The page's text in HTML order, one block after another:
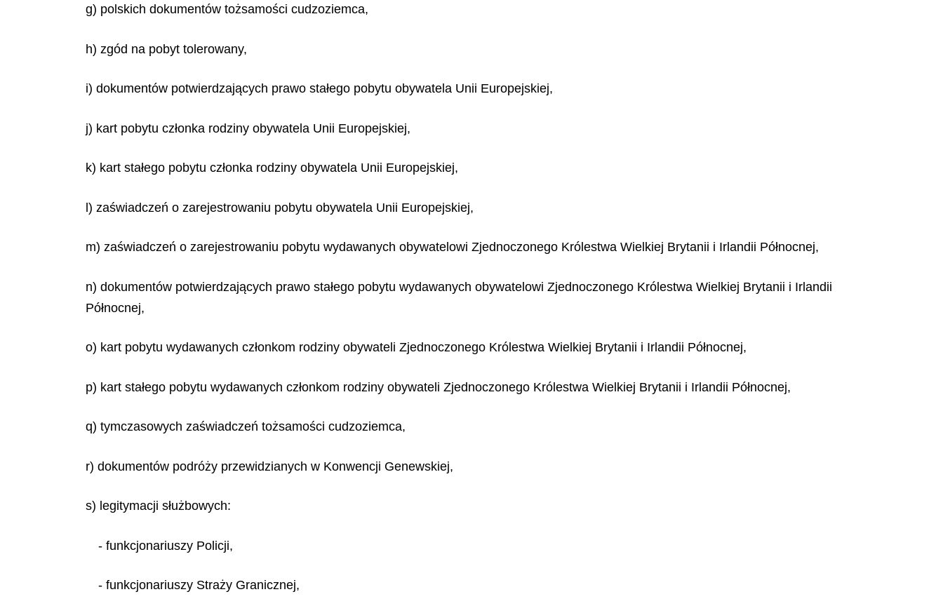
g) polskich dokumentów tożsamości cudzoziemca,
h) zgód na pobyt tolerowany,
i) dokumentów potwierdzających prawo stałego pobytu obywatela Unii Europejskiej,
j) kart pobytu członka rodziny obywatela Unii Europejskiej,
k) kart stałego pobytu członka rodziny obywatela Unii Europejskiej,
l) zaświadczeń o zarejestrowaniu pobytu obywatela Unii Europejskiej,
m) zaświadczeń o zarejestrowaniu pobytu wydawanych obywatelowi Zjednoczonego Królestwa Wielkiej Brytanii i Irlandii Północnej,
n) dokumentów potwierdzających prawo stałego pobytu wydawanych obywatelowi Zjednoczonego Królestwa Wielkiej Brytanii i Irlandii
Północnej,
o) kart pobytu wydawanych członkom rodziny obywateli Zjednoczonego Królestwa Wielkiej Brytanii i Irlandii Północnej,
p) kart stałego pobytu wydawanych członkom rodziny obywateli Zjednoczonego Królestwa Wielkiej Brytanii i Irlandii Północnej,
q) tymczasowych zaświadczeń tożsamości cudzoziemca,
r) dokumentów podróży przewidzianych w Konwencji Genewskiej,
s) legitymacji służbowych:
- funkcjonariuszy Policji,
- funkcjonariuszy Straży Granicznej,